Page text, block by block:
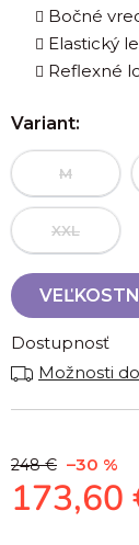
Bočné
Elastický
Reflexné
Variant:
M
XXL
Dostupnosť
Možnosti
248 € –30 %
173,60